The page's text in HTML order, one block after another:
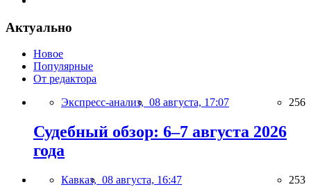
Актуально
Новое
Популярные
От редактора
Экспресс-анализ, 08 августа, 17:07 256
Судебный обзор: 6–7 августа 2026
года
Кавказ, 08 августа, 16:47 253